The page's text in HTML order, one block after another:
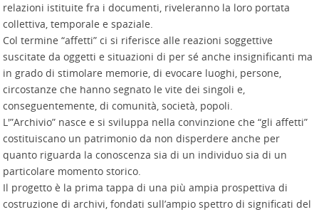
relazioni istituite fra i documenti, riveleranno la loro portata
collettiva, temporale e spaziale.
Col termine “affetti” ci si riferisce alle reazioni soggettive
suscitate da oggetti e situazioni di per sé anche insignificanti ma
in grado di stimolare memorie, di evocare luoghi, persone,
circostanze che hanno segnato le vite dei singoli e,
conseguentemente, di comunità, società, popoli.
L'”Archivio” nasce e si sviluppa nella convinzione che “gli affetti”
costituiscano un patrimonio da non disperdere anche per
quanto riguarda la conoscenza sia di un individuo sia di un
particolare momento storico.
Il progetto è la prima tappa di una più ampia prospettiva di
costruzione di archivi, fondati sull’ampio spettro di significati del